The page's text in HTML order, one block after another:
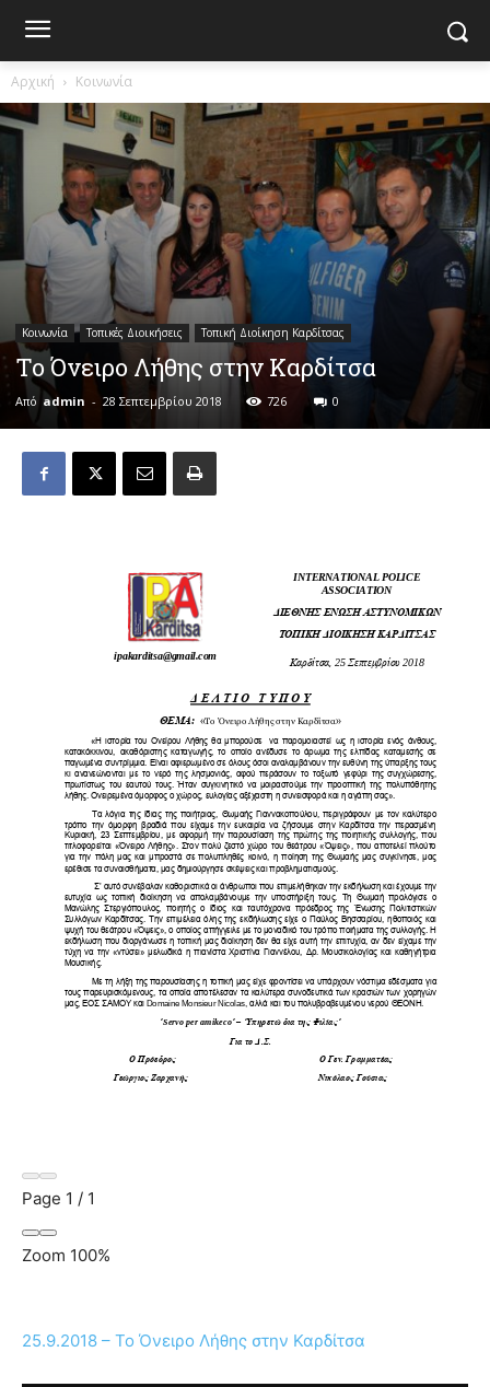
Αρχική Κοινωνία
Κοινωνία Τοπικές Διοικήσεις Τοπική Διοίκηση Καρδίτσας
Το Όνειρο Λήθης στην Καρδίτσα
Από admin - 28 Σεπτεμβρίου 2018 726 0
Page 1 / 1
Zoom 100%
25.9.2018 – Το Όνειρο Λήθης στην Καρδίτσα